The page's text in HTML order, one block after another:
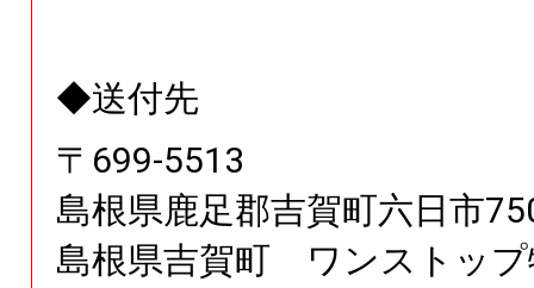
◆送付先
〒 699-5513
島根県鹿足郡吉賀町六日市
島根県吉賀町 ワンストップ